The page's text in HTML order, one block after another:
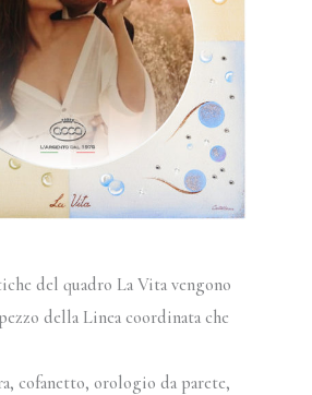
del quadro La Vita vengono
della Linea coordinata che
cofanetto, orologio da parete,